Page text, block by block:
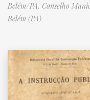
Belém/PA, Conselho
Belém (PA)